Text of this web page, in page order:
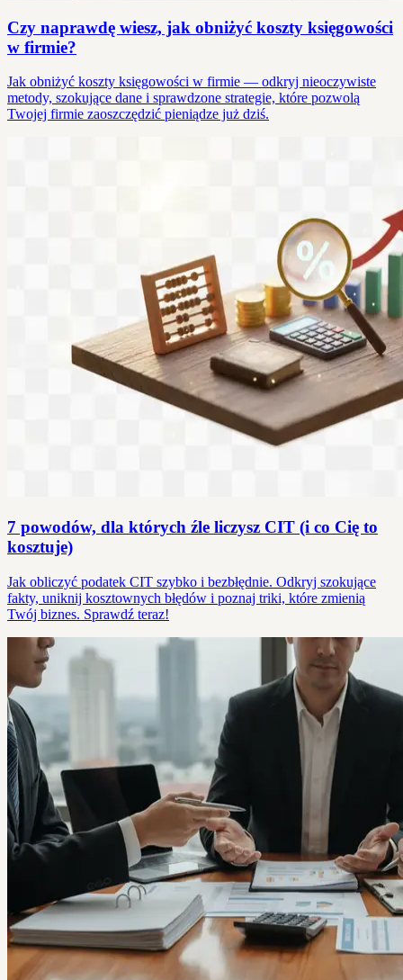
Czy naprawdę wiesz, jak obniżyć koszty księgowości
w firmie?
Jak obniżyć koszty księgowości w firmie — odkryj nieoczywiste
metody, szokujące dane i sprawdzone strategie, które pozwolą
Twojej firmie zaoszczędzić pieniądze już dziś.
7 powodów, dla których źle liczysz CIT (i co Cię to
kosztuje)
Jak obliczyć podatek CIT szybko i bezbłędnie. Odkryj szokujące
fakty, uniknij kosztownych błędów i poznaj triki, które zmienią
Twój biznes. Sprawdź teraz!